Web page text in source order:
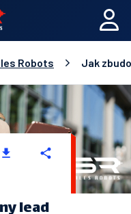
Robots Jak
lead